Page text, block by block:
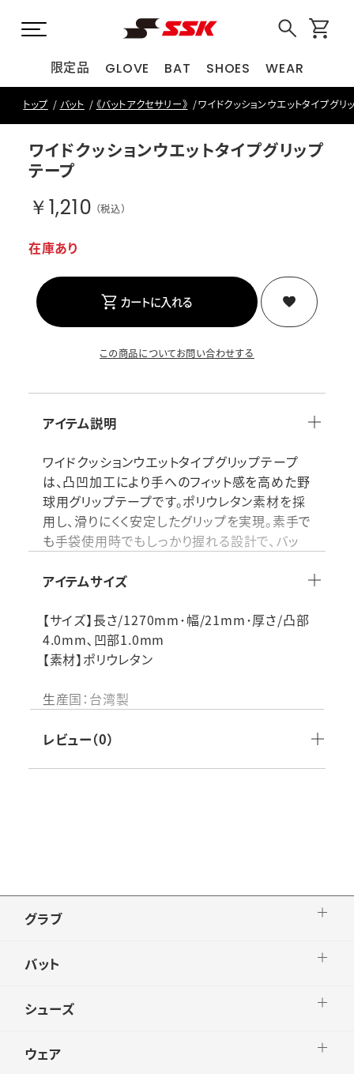
限定品 GLOVE BAT SHOES WEAR
トップ バット 《バットアクセサリー》 ワイドクッションウエットタイプグリ
ワイドクッションウエットタイプグリップ
テープ
￥1,210 （税込）
在庫あり
カートに入れる
この商品についてお問い合わせする
アイテム説明
ワイドクッションウエットタイプグリップテープ
は、凸凹加工により手へのフィット感を高めた野
球用グリップテープです。ポリウレタン素材を採
用し、滑りにくく安定したグリップを実現。素手で
も手袋使用時でもしっかり握れる設計で、バッ
久性も備え、長時間の練習や試合でも安心して
したスイングと打撃精度の向上をサポートする
アイテムです。
素材：ポリウレタン
生産国：台湾製
アイテムサイズ
【サイズ】長さ/1270mm･幅/21mm･厚さ/凸部
4.0mm､凹部1.0mm
【素材】ポリウレタン
生産国：台湾製
レビュー（0）
グラブ
バット
シューズ
ウェア